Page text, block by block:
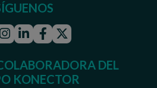
Instagram
LinkedinFacebook
Twitter
DEL
KONECTOR